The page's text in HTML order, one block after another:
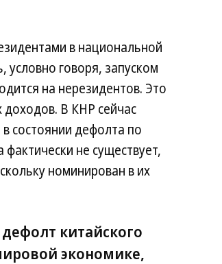
в национальной
условно говоря, запуском
на нерезидентов. Это
доходов. В КНР сейчас
состоянии дефолта по
не существует,
номинирован в их
китайского
экономике,